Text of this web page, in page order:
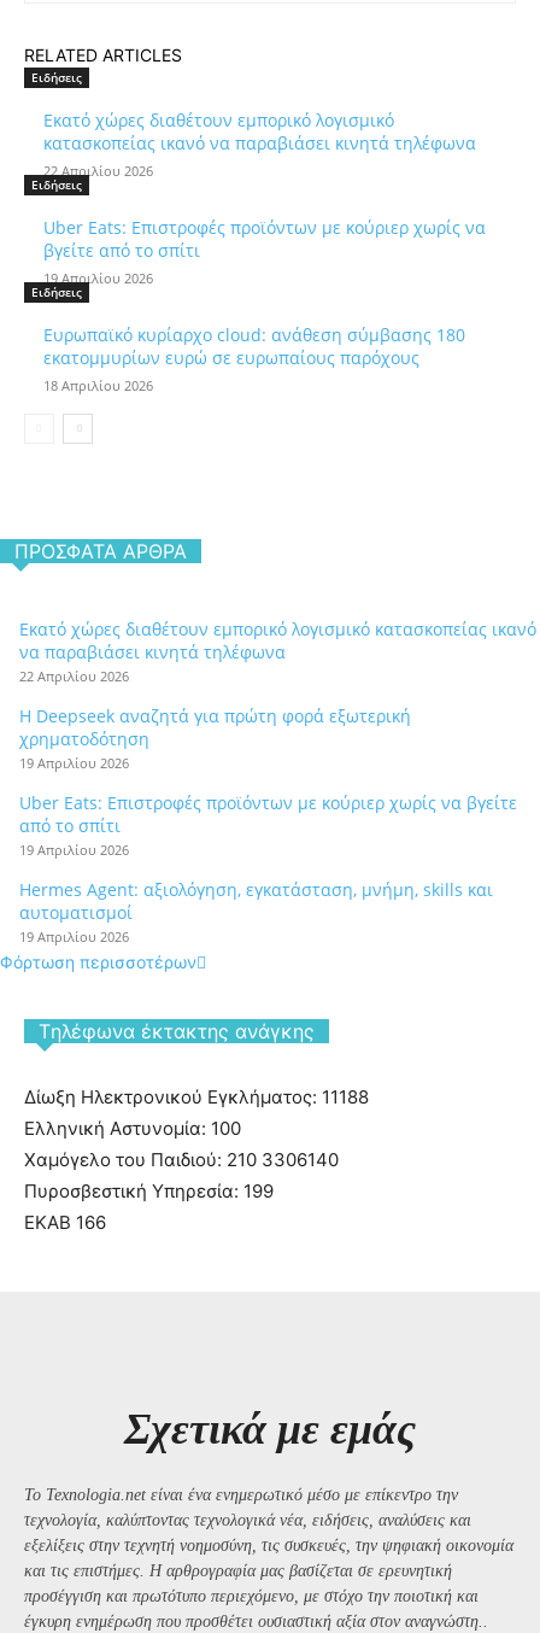
RELATED ARTICLES
Ειδήσεις
Εκατό χώρες διαθέτουν εμπορικό λογισμικό
κατασκοπείας ικανό να παραβιάσει κινητά τηλέφωνα
22 Απριλίου 2026
Ειδήσεις
Uber Eats: Επιστροφές προϊόντων με κούριερ χωρίς να
βγείτε από το σπίτι
19 Απριλίου 2026
Ειδήσεις
Ευρωπαϊκό κυρίαρχο cloud: ανάθεση σύμβασης 180
εκατομμυρίων ευρώ σε ευρωπαίους παρόχους
18 Απριλίου 2026
ΠΡΌΣΦΑΤΑ ΆΡΘΡΑ
Εκατό χώρες διαθέτουν εμπορικό λογισμικό κατασκοπείας ικανό
να παραβιάσει κινητά τηλέφωνα
22 Απριλίου 2026
Η Deepseek αναζητά για πρώτη φορά εξωτερική
χρηματοδότηση
19 Απριλίου 2026
Uber Eats: Επιστροφές προϊόντων με κούριερ χωρίς να βγείτε
από το σπίτι
19 Απριλίου 2026
Hermes Agent: αξιολόγηση, εγκατάσταση, μνήμη, skills και
αυτοματισμοί
19 Απριλίου 2026
Φόρτωση περισσοτέρων
Tηλέφωνα έκτακτης ανάγκης
Δίωξη Ηλεκτρονικού Εγκλήματος: 11188
Ελληνική Αστυνομία: 100
Χαμόγελο του Παιδιού: 210 3306140
Πυροσβεστική Υπηρεσία: 199
ΕΚΑΒ 166
Σχετικά με εμάς
Το Texnologia.net είναι ένα ενημερωτικό μέσο με επίκεντρο την
τεχνολογία, καλύπτοντας τεχνολογικά νέα, ειδήσεις, αναλύσεις και
εξελίξεις στην τεχνητή νοημοσύνη, τις συσκευές, την ψηφιακή οικονομία
και τις επιστήμες. Η αρθρογραφία μας βασίζεται σε ερευνητική
προσέγγιση και πρωτότυπο περιεχόμενο, με στόχο την ποιοτική και
έγκυρη ενημέρωση που προσθέτει ουσιαστική αξία στον αναγνώστη..